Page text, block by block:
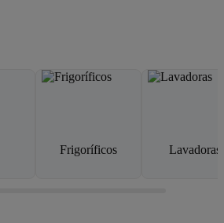
Frigoríficos Lavadoras